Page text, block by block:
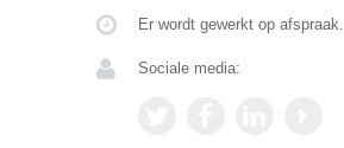
Er wordt gewerkt op afspraak.
Sociale media: